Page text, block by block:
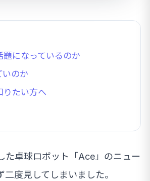
題になっているのか
のか
りたい方へ
た卓球ロボット「Ace」のニュー
二度見してしまいました。